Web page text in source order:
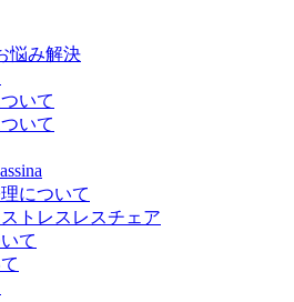
悩み解決
いて
いて
について
トレスレスチェア
て